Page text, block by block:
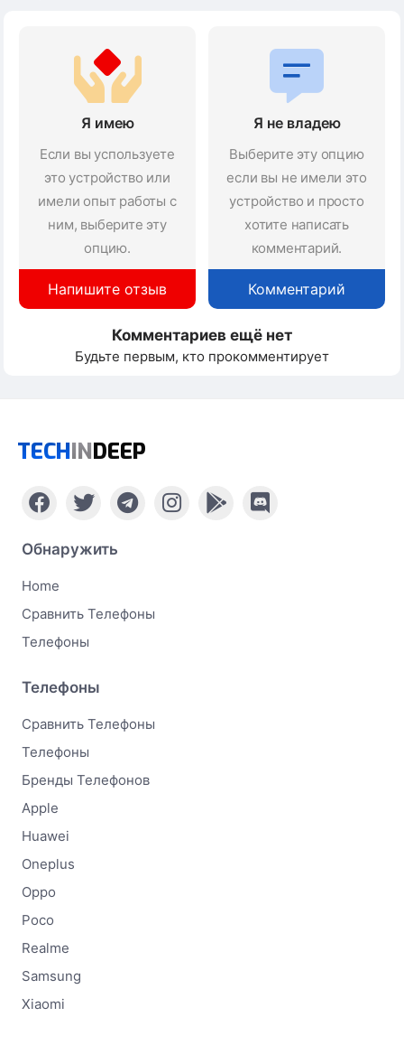
Я имею
Если вы успользуете
это устройство или
имели опыт работы с
ним, выберите эту
опцию.
Напишите отзыв
Я не владею
Выберите эту опцию
если вы не имели это
устройство и просто
хотите написать
комментарий.
Комментарий
Комментариев ещё нет
Будьте первым, кто прокомментирует
TECHINDEEP
Обнаружить
Home
Сравнить Телефоны
Телефоны
Телефоны
Сравнить Телефоны
Телефоны
Бренды Телефонов
Apple
Huawei
Oneplus
Oppo
Poco
Realme
Samsung
Xiaomi